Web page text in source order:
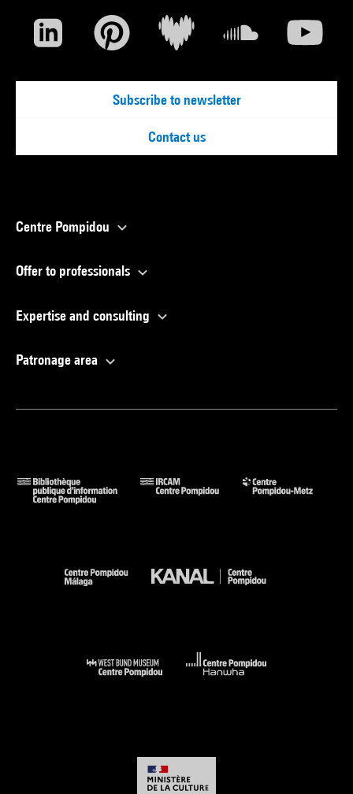
Subscribe to newsletter
Contact us
Centre Pompidou
Offer to professionals
Expertise and consulting
Patronage area